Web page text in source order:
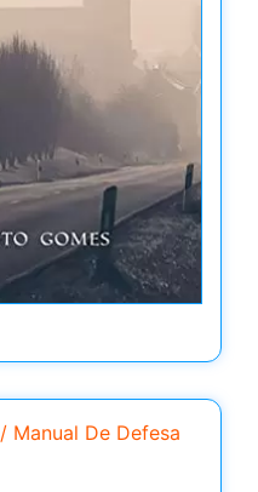
/ Manual De Defesa